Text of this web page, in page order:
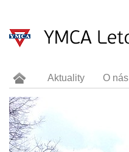
Aktuality O nás